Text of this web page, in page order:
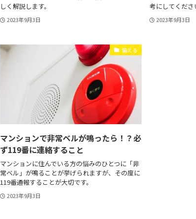
しく解説します。
2023年9月3日
考にしてくださ
2023年9月3日
備える
マンションで非常ベルが鳴ったら！？必
ず119番に連絡すること
マンションに住んでいる方の悩みのひとつに「非
常ベル」が鳴ることが挙げられますが、その度に
119番通報することが大切です。
2023年9月3日